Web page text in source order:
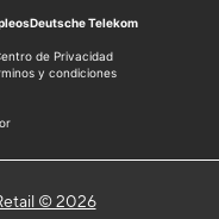
© 2026